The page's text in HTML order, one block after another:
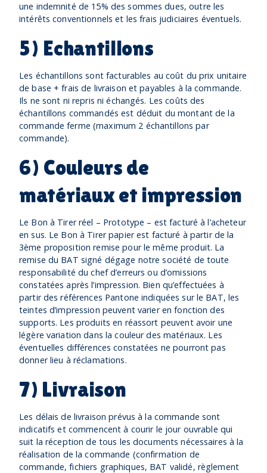
une indemnité de 15% des sommes dues, outre les
intérêts conventionnels et les frais judiciaires éventuels.
5) Echantillons
Les échantillons sont facturables au coût du prix unitaire
de base + frais de livraison et payables à la commande.
Ils ne sont ni repris ni échangés. Les coûts des
échantillons commandés est déduit du montant de la
commande ferme (maximum 2 échantillons par
commande).
6) Couleurs de
matériaux et impression
Le Bon à Tirer réel – Prototype – est facturé à l’acheteur
en sus. Le Bon à Tirer papier est facturé à partir de la
3ème proposition remise pour le même produit. La
remise du BAT signé dégage notre société de toute
responsabilité du chef d’erreurs ou d’omissions
constatées après l’impression. Bien qu’effectuées à
partir des références Pantone indiquées sur le BAT, les
teintes d’impression peuvent varier en fonction des
supports. Les produits en réassort peuvent avoir une
légère variation dans la couleur des matériaux. Les
éventuelles différences constatées ne pourront pas
donner lieu à réclamations.
7) Livraison
Les délais de livraison prévus à la commande sont
indicatifs et commencent à courir le jour ouvrable qui
suit la réception de tous les documents nécessaires à la
réalisation de la commande (confirmation de
commande, fichiers graphiques, BAT validé, règlement